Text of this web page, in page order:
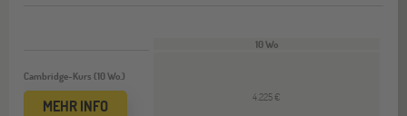
Cambridge-Kurs (10 Wo.)
MEHR INFO
10 Wo
4.225 €